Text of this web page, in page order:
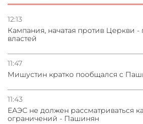
12:13
Кампания, начатая против Церкви -
властей
11:47
Мишустин кратко пообщался с
11:43
ЕАЭС не должен рассматриваться
ограничений - Пашинян
Нассим Талеб отказался выступить
31.07.2026
Грузия развивается несмотря на
вызовы – минэкономики Грузии